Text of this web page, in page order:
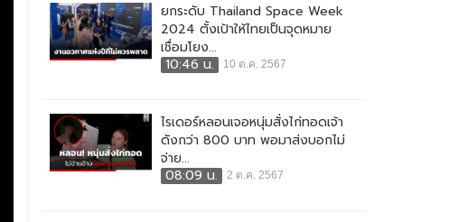
ยกระดับ Thailand Space Week
2024 ตั้งเป้าให้ไทยเป็นจุดหมาย
เชื่อมโยง...
10:46 น.
10 ต.ค. 2567
ไรเดอร์หลอนเจอหนุ่มสั่งไก่ทอดเจ้า
ดังกว่า 800 บาท พอมาส่งบอกไม่
จ่าย...
08:09 น.
2 ต.ค. 2567